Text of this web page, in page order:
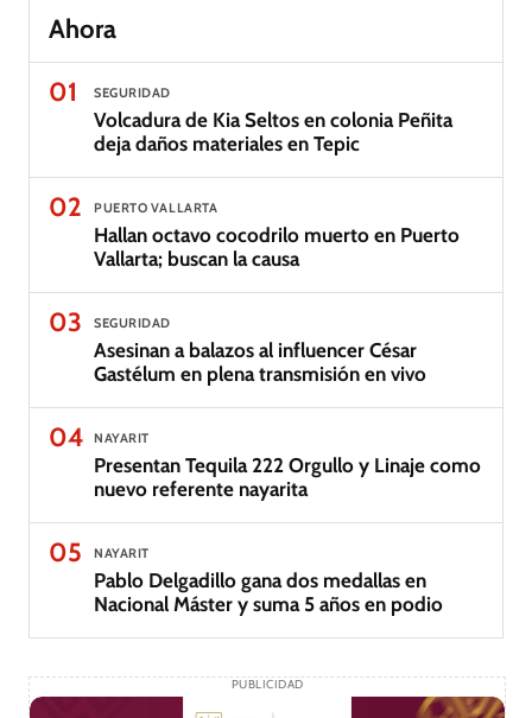
Ahora
01
SEGURIDAD
Volcadura de Kia Seltos en colonia Peñita
deja daños materiales en Tepic
02 PUERTO VALLARTA
Hallan octavo cocodrilo muerto en Puerto
Vallarta; buscan la causa
03 SEGURIDAD
Asesinan a balazos al influencer César
Gastélum en plena transmisión en vivo
04 NAYARIT
Presentan Tequila 222 Orgullo y Linaje como
nuevo referente nayarita
05 NAYARIT
Pablo Delgadillo gana dos medallas en
Nacional Máster y suma 5 años en podio
PUBLICIDAD